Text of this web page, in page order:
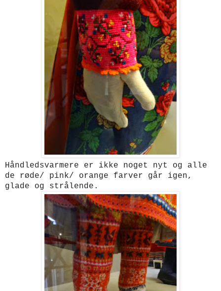
Håndledsvarmere er ikke noget nyt og alle
de røde/ pink/ orange farver går igen,
glade og strålende.